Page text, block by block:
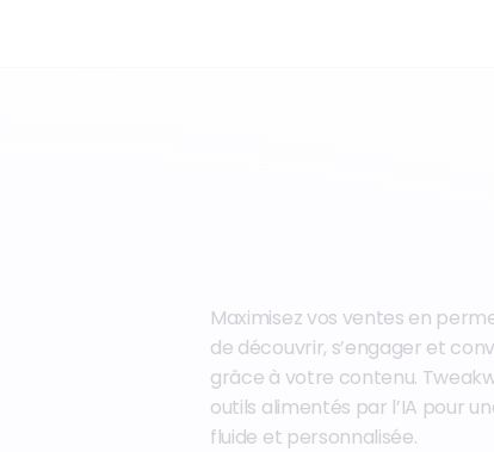
Maximisez vos ventes en
de découvrir, s’engager et
grâce à votre contenu.
outils alimentés par l’IA pour
fluide et personnalisée.